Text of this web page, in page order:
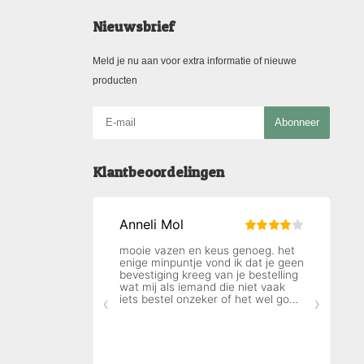
Nieuwsbrief
Meld je nu aan voor extra informatie of nieuwe
producten
Abonneer
Klantbeoordelingen